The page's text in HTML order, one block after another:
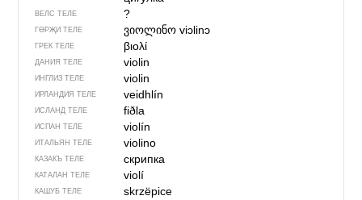
ВЕЛС ТЕЛЕ ?
ГӨРҖИ ТЕЛЕ ვიოლინოviɔlinɔ
ГРЕК ТЕЛЕ βιολί
ДАНИЯ ТЕЛЕ violin
ИНГЛИЗ ТЕЛЕ violin
ИРЛАНДИЯ ТЕЛЕ veidhlín
ИСЛАНД ТЕЛЕ fiðla
ИСПАН ТЕЛЕ violín
ИТАЛЬЯН ТЕЛЕ violino
КАЗАКЪ ТЕЛЕ скрипка
КАТАЛАН ТЕЛЕ violí
КАШУБ ТЕЛЕ skrzëpice